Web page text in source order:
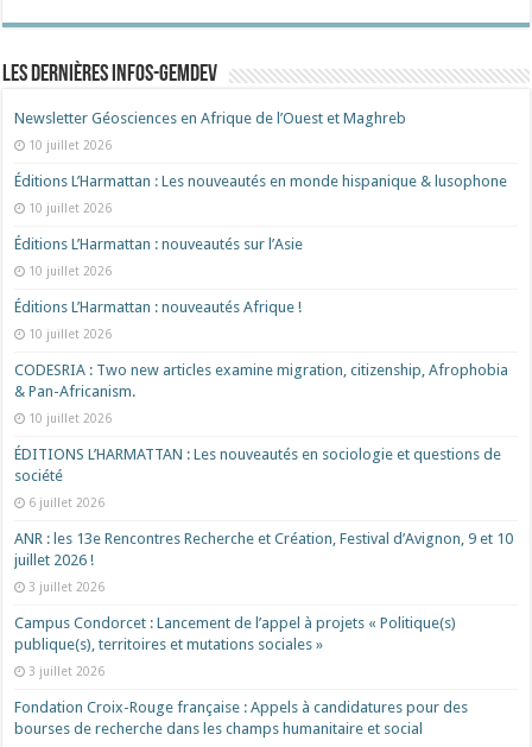
Les dernières Infos-Gemdev
Newsletter Géosciences en Afrique de l’Ouest et Maghreb
10 juillet 2026
Éditions L’Harmattan : Les nouveautés en monde hispanique & lusophone
10 juillet 2026
Éditions L’Harmattan : nouveautés sur l’Asie
10 juillet 2026
Éditions L’Harmattan : nouveautés Afrique !​
10 juillet 2026
CODESRIA : Two new articles examine migration, citizenship, Afrophobia
& Pan-Africanism.
10 juillet 2026
ÉDITIONS L’HARMATTAN : Les nouveautés en sociologie et questions de
société
6 juillet 2026
ANR : les 13e Rencontres Recherche et Création, Festival d’Avignon, 9 et 10
juillet 2026 !
3 juillet 2026
Campus Condorcet : Lancement de l’appel à projets « Politique(s)
publique(s), territoires et mutations sociales »
3 juillet 2026
Fondation Croix-Rouge française : Appels à candidatures pour des
bourses de recherche dans les champs humanitaire et social